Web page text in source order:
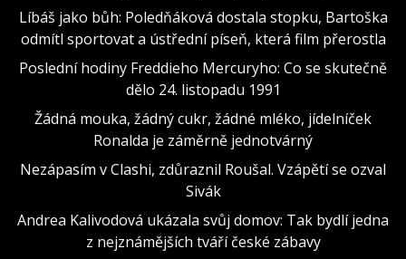
Líbáš jako bůh: Poledňáková dostala stopku, Bartoška
odmítl sportovat a ústřední píseň, která film přerostla
Poslední hodiny Freddieho Mercuryho: Co se skutečně
dělo 24. listopadu 1991
Žádná mouka, žádný cukr, žádné mléko, jídelníček
Ronalda je záměrně jednotvárný
Nezápasím v Clashi, zdůraznil Roušal. Vzápětí se ozval
Sivák
Andrea Kalivodová ukázala svůj domov: Tak bydlí jedna
z nejznámějších tváří české zábavy